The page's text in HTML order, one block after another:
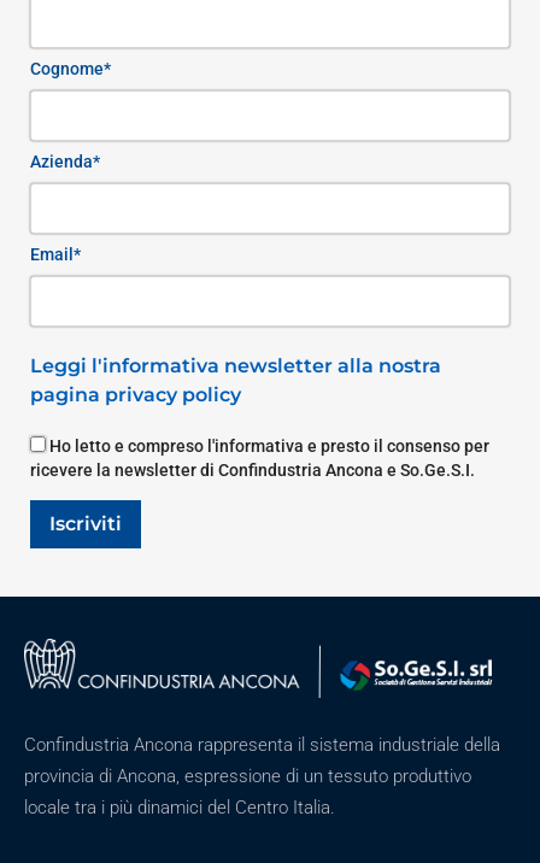
Cognome*
Azienda*
Email*
Leggi l'informativa newsletter alla nostra
pagina privacy policy
Ho letto e compreso l'informativa e presto il consenso per
ricevere la newsletter di Confindustria Ancona e So.Ge.S.I.
Iscriviti
Confindustria Ancona rappresenta il sistema industriale della
provincia di Ancona, espressione di un tessuto produttivo
locale tra i più dinamici del Centro Italia.